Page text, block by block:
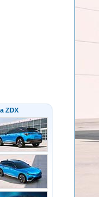
ZDX